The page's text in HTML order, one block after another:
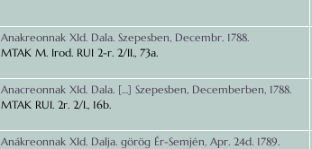
Anakreonnak XId. Dala. Szepesben, Decembr. 1788.
MTAK M. Irod. RUI 2-r. 2/II., 73a.
Anacreonnak XId. Dala. […] Szepesben, Decemberben, 1788.
MTAK RUI. 2r. 2/I., 16b.
Anákreonnak XId. Dalja. görög Ér-Semjén, Apr. 24d. 1789.